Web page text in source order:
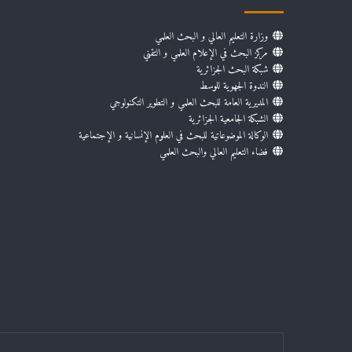
وزارة التعليم العالي و البحث العلمي
مركز البحث في الإعلام العلمي و التقني
شبكة البحث الجزائرية
الندوة الجهوية للوسط
المديرية العامة للبحث العلمي و التطوير التكنولوجي
الشبكة الجامعية الجزائرية
الوكالة الموضوعاتية للبحث في العلوم الإنسانية و الإجتماعية
فضاء التعليم العالي والبحث العلمي